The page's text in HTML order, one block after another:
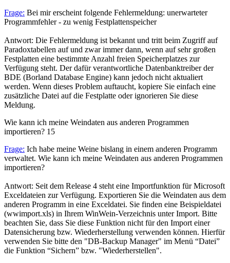
Frage: Bei mir erscheint folgende Fehlermeldung: unerwarteter
Programmfehler - zu wenig Festplattenspeicher
Antwort: Die Fehlermeldung ist bekannt und tritt beim Zugriff auf
Paradoxtabellen auf und zwar immer dann, wenn auf sehr großen
Festplatten eine bestimmte Anzahl freien Speicherplatzes zur
Verfügung steht. Der dafür verantwortliche Datenbanktreiber der
BDE (Borland Database Engine) kann jedoch nicht aktualiert
werden. Wenn dieses Problem auftaucht, kopiere Sie einfach eine
zusätzliche Datei auf die Festplatte oder ignorieren Sie diese
Meldung.
Wie kann ich meine Weindaten aus anderen Programmen
importieren? 15
Frage: Ich habe meine Weine bislang in einem anderen Programm
verwaltet. Wie kann ich meine Weindaten aus anderen Programmen
importieren?
Antwort: Seit dem Release 4 steht eine Importfunktion für Microsoft
Exceldateien zur Verfügung. Exportieren Sie die Weindaten aus dem
anderen Programm in eine Exceldatei. Sie finden eine Beispieldatei
(wwimport.xls) in Ihrem WinWein-Verzeichnis unter Import. Bitte
beachten Sie, dass Sie diese Funktion nicht für den Import einer
Datensicherung bzw. Wiederherstellung verwenden können. Hierfür
verwenden Sie bitte den "DB-Backup Manager" im Menü “Datei”
die Funktion “Sichern” bzw. "Wiederherstellen".